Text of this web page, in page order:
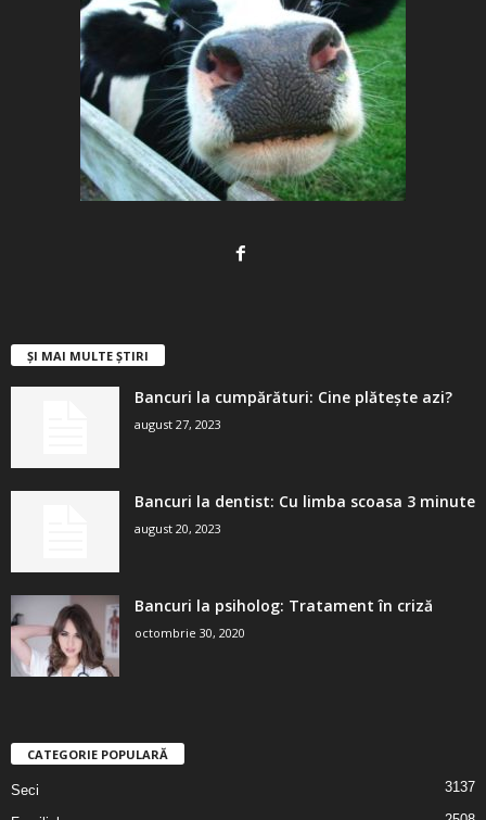
ȘI MAI MULTE ȘTIRI
Bancuri la cumpărături: Cine plătește azi?
august 27, 2023
Bancuri la dentist: Cu limba scoasa 3 minute
august 20, 2023
Bancuri la psiholog: Tratament în criză
octombrie 30, 2020
CATEGORIE POPULARĂ
Seci 3137